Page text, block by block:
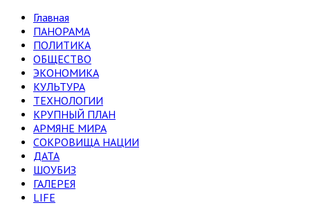
Главная
ПАНОРАМА
ПОЛИТИКА
ОБЩЕСТВО
ЭКОНОМИКА
КУЛЬТУРА
ТЕХНОЛОГИИ
КРУПНЫЙ ПЛАН
АРМЯНЕ МИРА
СОКРОВИЩА НАЦИИ
ДАТА
ШОУБИЗ
ГАЛЕРЕЯ
LIFE